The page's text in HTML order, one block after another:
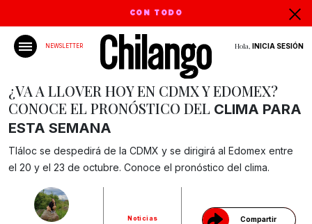
CON TODO
NEWSLETTER Hola, INICIA SESIÓN
Noticias Compartir
Gracias!
¿VA A LLOVER HOY EN CDMX Y EDOMEX?
CONOCE EL PRONÓSTICO DEL CLIMA PARA
ESTA SEMANA
Tláloc se despedirá de la CDMX y se dirigirá al Edomex entre
el 20 y el 23 de octubre. Conoce el pronóstico del clima.